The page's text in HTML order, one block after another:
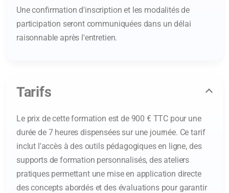
Une confirmation d'inscription et les modalités de
participation seront communiquées dans un délai
raisonnable après l'entretien.
Tarifs
Le prix de cette formation est de 900 € TTC pour une
durée de 7 heures dispensées sur une journée. Ce tarif
inclut l'accès à des outils pédagogiques en ligne, des
supports de formation personnalisés, des ateliers
pratiques permettant une mise en application directe
des concepts abordés et des évaluations pour garantir